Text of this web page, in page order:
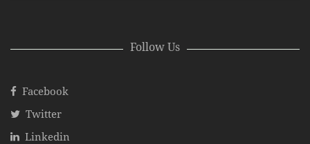
Follow Us
Facebook
Twitter
Linkedin